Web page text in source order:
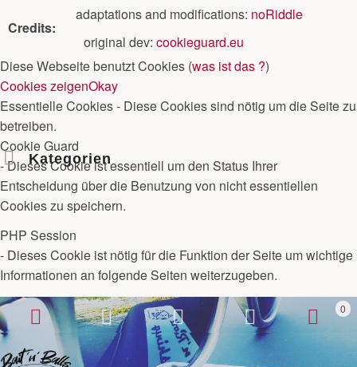
Credits:
adaptations and modifications: noRiddle
original dev: cookieguard.eu
Diese Webseite benutzt Cookies (was ist das ?)
Cookies zeigenOkay
Essentielle Cookies- Diese Cookies sind nötig um die Seite zu
betreiben.
Cookie Guard
- Dieses Cookie ist essentiell um den Status Ihrer
Entscheidung über die Benutzung von nicht essentiellen
Cookies zu speichern.
PHP Session
- Dieses Cookie ist nötig für die Funktion der Seite um wichtige
Informationen an folgende Seiten weiterzugeben.
0
Kategorien